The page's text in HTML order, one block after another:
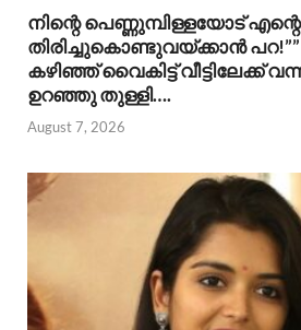
നിന്റെ പെണ്ണുമ്പിള്ളയോട്
തിരിച്ചുകൊണ്ടുവയ്ക്കാൻ
കഴിഞ്ഞ് വൈകിട്ട് വീട്ടിലേക്ക്
ഉറഞ്ഞു തുള്ളി….
August 7, 2026